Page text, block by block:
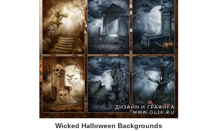
Wicked Halloween Backgrounds